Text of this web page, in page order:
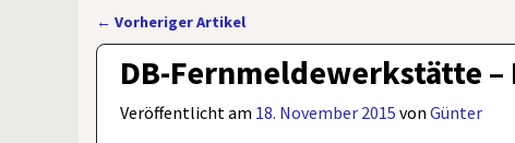
Artikelnavigation
← Vorheriger Artikel
DB-Fernmeldewerkstätte
Veröffentlicht am 18. November 2015 vonGünter